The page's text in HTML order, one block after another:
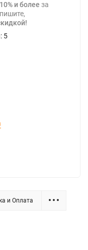
и более за
5
и Оплата